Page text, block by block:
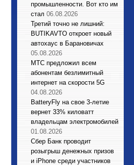
промышленности. Вот кто им
стал 06.08.2026
Третий точно не лишний:
BUTIKAVTO откроет новый
автохаус в Барановичах
05.08.2026
МТС предложил всем
абонентам безлимитный
интернет на скорости 5G
04.08.2026
BatteryFly на свое 3-летие
вернет 33% киловатт
владельцам электромобилей
01.08.2026
Сбер Банк проводит
розыгрыш денежных призов
и iPhone среди участников